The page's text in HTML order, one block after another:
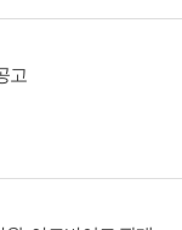
고